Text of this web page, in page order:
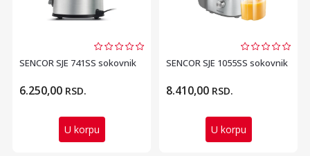
SENCOR SJE 741SS sokovnik
6.250,00 RSD.
U korpu
SENCOR SJE 1055SS sokovnik
8.410,00 RSD.
U korpu